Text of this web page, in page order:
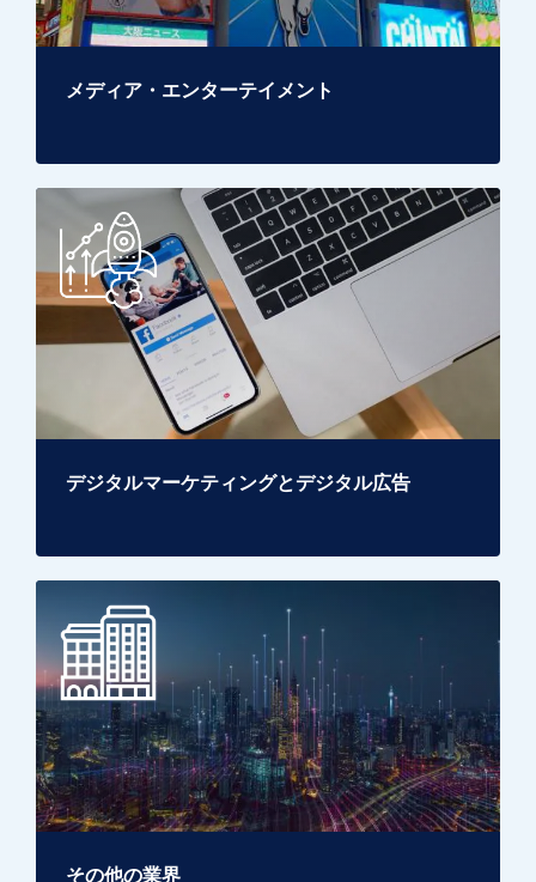
メディア・エンターテイメント
デジタルマーケティングとデジタル広告
その他の業界